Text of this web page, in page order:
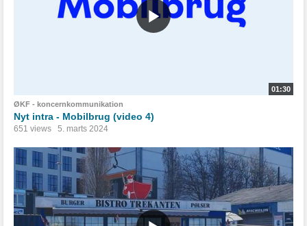
01:30
ØKF - koncernkommunikation
Nyt intra - Mobilbrug (video 4)
651 views 5. marts 2024